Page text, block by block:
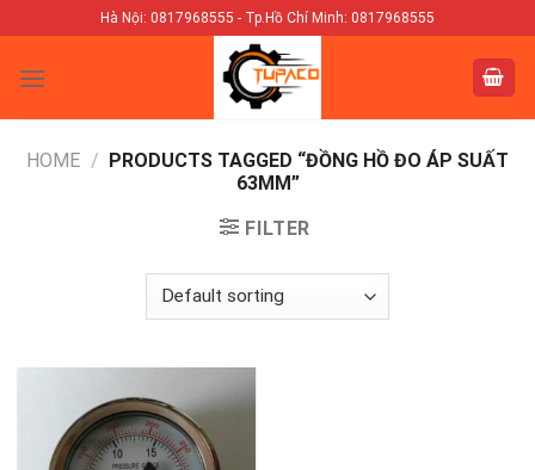
to
content
Hà Nội: 0817968555 - Tp.Hồ Chí Minh: 0817968555
HOME / PRODUCTS TAGGED “ĐỒNG HỒ ĐO ÁP SUẤT
63MM”
FILTER